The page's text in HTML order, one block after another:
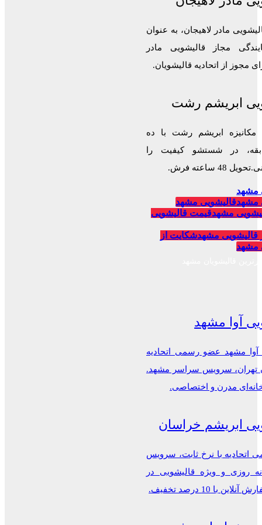
مادر لاهیجان، به عنوان
مجاز قالیشویی مادر
مجوز از اتحادیه قالیشویان.
ابریشم رشت
مکانیزه ابریشم رشت با ده
در شستشو کیفیت را
48 ساعته فرش.
مشهد
مشهدقالیشویی مشهد
مشهدقیمت قالیشویی
قالیشویی مشهدشکایت از
مشهد
آوا مشهد
آوا مشهد عضو رسمی اتحادیه
تهران، سرویس سراسر مشهد.
مدرن و اختصاصی.
ابریشم خراسان
اتحادیه با نرخ ثابت، سرویس
روزی و ویژه قالیشویی در
با 10 درصد تخفیف.